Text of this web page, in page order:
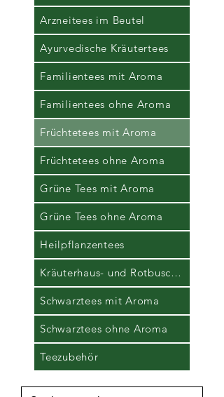
Arzneitees im Beutel
Ayurvedische Kräutertees
Familientees mit Aroma
Familientees ohne Aroma
Früchtetees mit Aroma
Früchtetees ohne Aroma
Grüne Tees mit Aroma
Grüne Tees ohne Aroma
Heilpflanzentees
Kräuterhaus- und Rotbuschtees
Schwarztees mit Aroma
Schwarztees ohne Aroma
Teezubehör